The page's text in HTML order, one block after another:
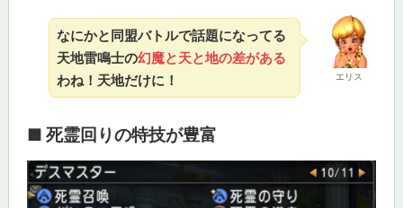
エリス
なにかと同盟バトルで話題になってる
天地雷鳴士の幻魔と天と地の差がある
わね！天地だけに！
■ 死霊回りの特技が豊富